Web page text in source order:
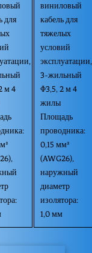
для
м 4
виниловый
кабель для
тяжелых
условий
эксплуатации,
3-жильный
Φ3,5, 2 м 4
жилы
Площадь
проводника:
0,15 мм²
(AWG26),
наружный
диаметр
изолятора:
1,0 мм